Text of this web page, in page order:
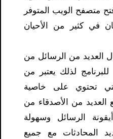
متصفح الويب المتوفر
في كثير من الأحيان
العديد من الرسائل من
لذلك يعتبر من
التي تحتوي على خاصية
العديد من الأصدقاء من
الرسائل وسهولة
المحادثات مع جميع